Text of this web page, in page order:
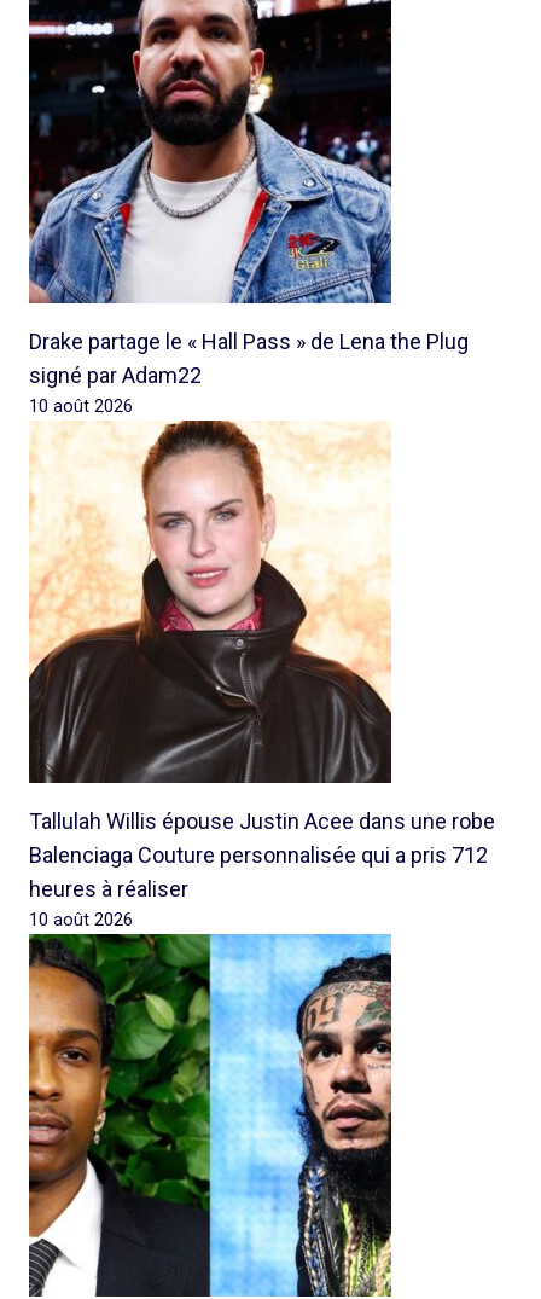
Drake partage le « Hall Pass » de Lena the Plug
signé par Adam22
10 août 2026
Tallulah Willis épouse Justin Acee dans une robe
Balenciaga Couture personnalisée qui a pris 712
heures à réaliser
10 août 2026